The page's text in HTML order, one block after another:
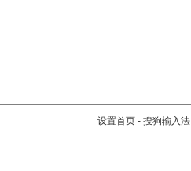
设置首页 - 搜狗输入法